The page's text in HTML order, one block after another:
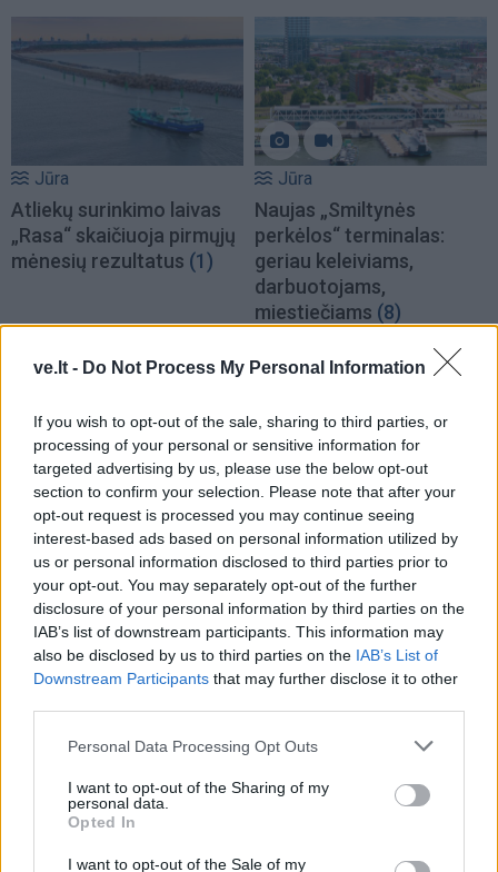
ve.lt - Do Not Process My Personal Information
If you wish to opt-out of the sale, sharing to third parties, or
processing of your personal or sensitive information for
targeted advertising by us, please use the below opt-out
section to confirm your selection. Please note that after your
opt-out request is processed you may continue seeing
interest-based ads based on personal information utilized by
us or personal information disclosed to third parties prior to
your opt-out. You may separately opt-out of the further
disclosure of your personal information by third parties on the
IAB’s list of downstream participants. This information may
also be disclosed by us to third parties on the IAB’s List of
Downstream Participants that may further disclose it to other
Personal Data Processing Opt Outs
I want to opt-out of the Sharing of my
personal data.
Opted In
I want to opt-out of the Sale of my
Jūra
Atliekų surinkimo laivas
„Rasa“ skaičiuoja pirmųjų
mėnesių rezultatus (1)
Jūra
Naujas „Smiltynės
perkėlos“ terminalas:
geriau keleiviams,
darbuotojams,
miestiečiams (8)
Jūra
Baltijos jūrą perplaukęs
lenkų plaukikas įsirašė į
istoriją (1)
Jūra
Laivas „Raketa“ šiemet į
Nidą neplauks(12)
Miesto centre - nauja
jachtų prieplauka
Jūra
Prieš finalinę dieną
įtampa – aukščiausiame